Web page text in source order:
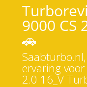
9000 CS
🚗
ervaring
2.0 16_V